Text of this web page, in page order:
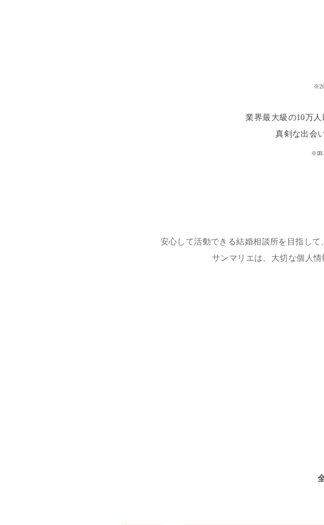
業界最大級の10万
真剣な出会
安心して活動できる結婚相談所を目指し
サンマリエは、大切な個人